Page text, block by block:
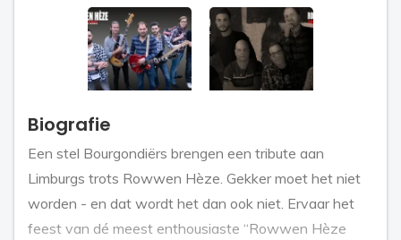
Biografie
Een stel Bourgondiërs brengen een tribute aan
Limburgs trots Rowwen Hèze. Gekker moet het niet
worden - en dat wordt het dan ook niet. Ervaar het
feest van dé meest enthousiaste “Rowwen Hèze